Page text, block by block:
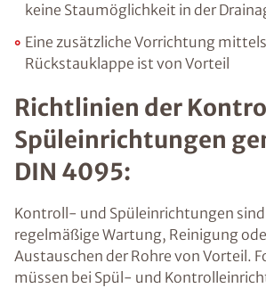
keine Staumöglichkeit in der
Eine zusätzliche Vorrichtung
Rückstauklappe ist von Vorteil
Richtlinien der
Spüleinrichtungen
DIN 4095:
Kontroll- und Spüleinrichtungen
regelmäßige Wartung, Reinigung
Austauschen der Rohre von Vorteil.
müssen bei Spül- und